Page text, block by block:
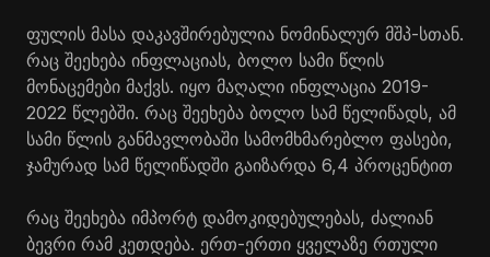
ფულის მასა დაკავშირებულია ნომინალურ მშპ-სთან.
რაც შეეხება ინფლაციას, ბოლო სამი წლის
მონაცემები მაქვს. იყო მაღალი ინფლაცია 2019-
2022 წლებში. რაც შეეხება ბოლო სამ წელიწადს, ამ
სამი წლის განმავლობაში სამომხმარებლო ფასები,
ჯამურად სამ წელიწადში გაიზარდა 6,4 პროცენტით
რაც შეეხება იმპორტ დამოკიდებულებას, ძალიან
ბევრი რამ კეთდება. ერთ-ერთი ყველაზე რთული